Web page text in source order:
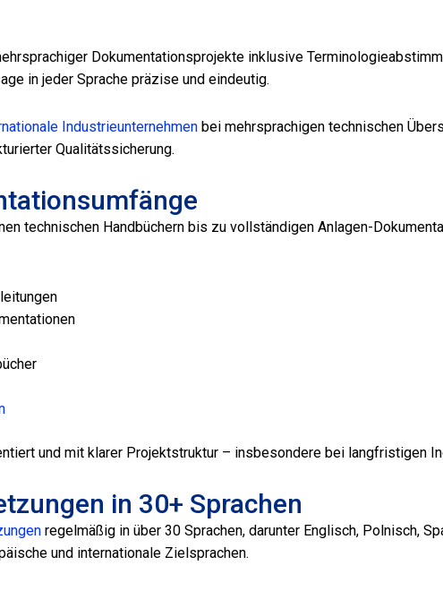
Dokumentationsprojekte inklusive
in jeder Sprache präzise und eindeutig.
Industrieunternehmen bei mehrsprachigen technischen
Qualitätssicherung.
technischen Handbüchern bis zu vollständigen Anlagen-
und mit klarer Projektstruktur – insbesondere bei langfristigen
in 30+ Sprachen
regelmäßig in über 30 Sprachen, darunter Englisch, Polnisch,
und internationale Zielsprachen.